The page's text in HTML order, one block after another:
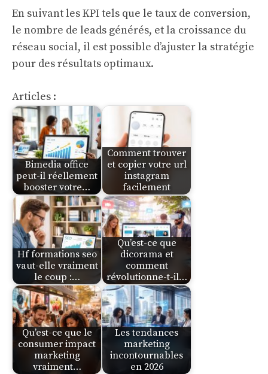
En suivant les KPI tels que le taux de conversion,
le nombre de leads générés, et la croissance du
réseau social, il est possible d’ajuster la stratégie
pour des résultats optimaux.
Articles :
Bimedia office
peut-il réellement
booster votre…
Comment trouver
et copier votre url
instagram
facilement
Hf formations seo
vaut-elle vraiment
le coup :…
Qu’est-ce que
dicorama et
comment
révolutionne-t-il…
Qu’est-ce que le
consumer impact
marketing
vraiment…
Les tendances
marketing
incontournables
en 2026